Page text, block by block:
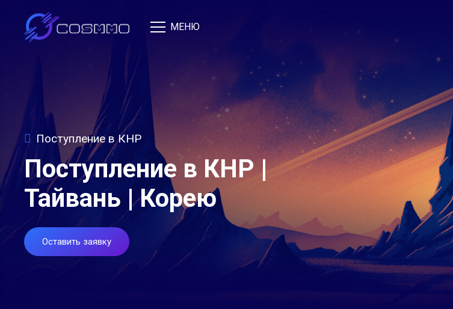
МЕНЮ
Поступление в КНР
Поступление в КНР |
Тайвань | Корею
Оставить заявку